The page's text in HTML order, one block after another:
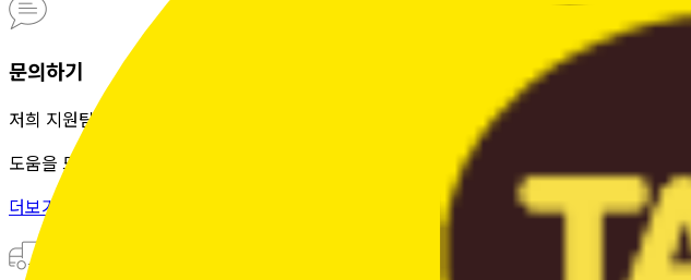
문의하기
저희 지원팀은 정성을 다해
도움을 드립니다.
더보기 >